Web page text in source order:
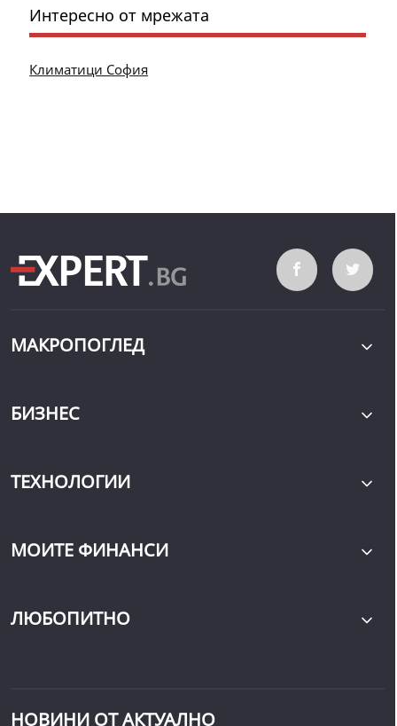
Интересно от мрежата
Климатици София
МАКРОПОГЛЕД
БИЗНЕС
ТЕХНОЛОГИИ
МОИТЕ ФИНАНСИ
ЛЮБОПИТНО
НОВИНИ ОТ АКТУАЛНО